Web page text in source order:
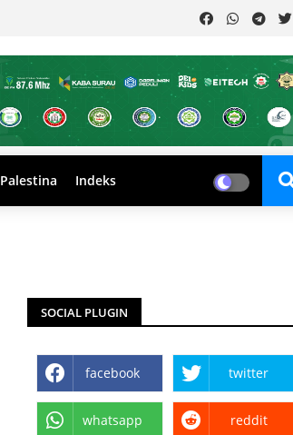
Palestina Indeks
SOCIAL PLUGIN
facebook twitter
whatsapp reddit